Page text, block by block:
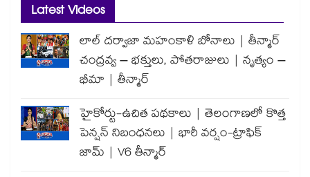
Latest Videos
లాల్ దర్వాజా మహంకాళి బోనాలు | తీన్మార్
చంద్రవ్వ – భక్తులు, పోతరాజులు | నృత్యం –
భీమా | తీన్మార్
హైకోర్టు-ఉచిత పథకాలు | తెలంగాణలో కొత్త
పెన్షన్ నిబంధనలు | భారీ వర్షం-ట్రాఫిక్
జామ్ | V6 తీన్మార్